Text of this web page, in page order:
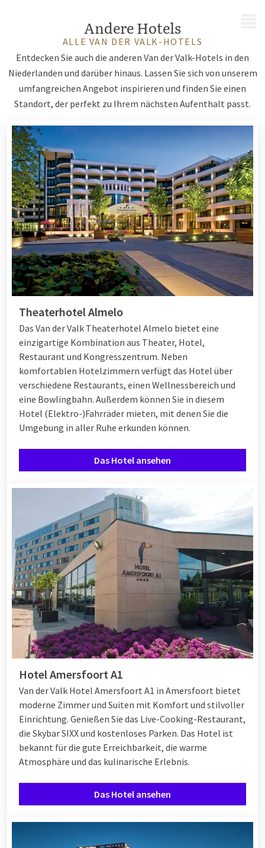
Andere Hotels
ALLE VAN DER VALK-HOTELS
Entdecken Sie auch die anderen Van der Valk-Hotels in den
Niederlanden und darüber hinaus. Lassen Sie sich von unserem
umfangreichen Angebot inspirieren und finden Sie einen
Standort, der perfekt zu Ihrem nächsten Aufenthalt passt.
Theaterhotel Almelo
Das Van der Valk Theaterhotel Almelo bietet eine
einzigartige Kombination aus Theater, Hotel,
Restaurant und Kongresszentrum. Neben
komfortablen Hotelzimmern verfügt das Hotel über
verschiedene Restaurants, einen Wellnessbereich und
eine Bowlingbahn. Außerdem können Sie in diesem
Hotel (Elektro-)Fahrräder mieten, mit denen Sie die
Umgebung in aller Ruhe erkunden können.
Das Hotel ansehen
Hotel Amersfoort A1
Van der Valk Hotel Amersfoort A1 in Amersfoort bietet
moderne Zimmer und Suiten mit Komfort und stilvoller
Einrichtung. Genießen Sie das Live-Cooking-Restaurant,
die Skybar SIXX und kostenloses Parken. Das Hotel ist
bekannt für die gute Erreichbarkeit, die warme
Atmosphäre und das kulinarische Erlebnis.
Das Hotel ansehen